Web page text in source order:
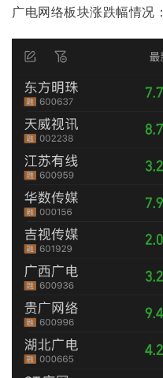
广电网络板块涨跌幅情况：